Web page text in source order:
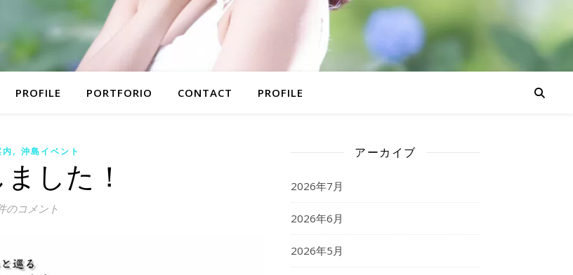
PROFILE PORTFORIO CONTACT PROFILE
内, 沖島イベント
した！
のコメント
アーカイブ
2026年7月
2026年6月
2026年5月